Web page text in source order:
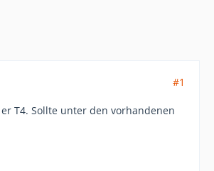
#1
T4. Sollte unter den vorhandenen